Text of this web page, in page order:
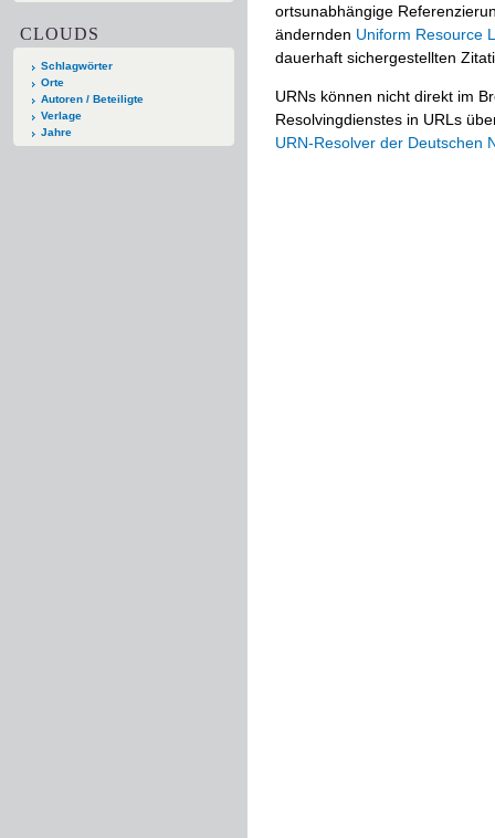
CLOUDS
Schlagwörter
Orte
Autoren / Beteiligte
Verlage
Jahre
ortsunabhängige
ändernden Uniform Resource
dauerhaft sichergestellten
URNs können nicht direkt im
Resolvingdienstes in URLs
URN-Resolver der Deutschen